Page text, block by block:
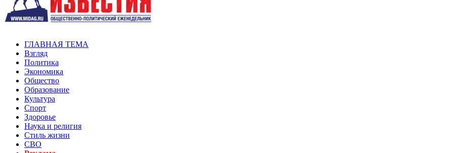
ГЛАВНАЯ ТЕМА
Взгляд
Политика
Экономика
Общество
Образование
Культура
Спорт
Здоровье
Наука и религия
Стиль жизни
СВО